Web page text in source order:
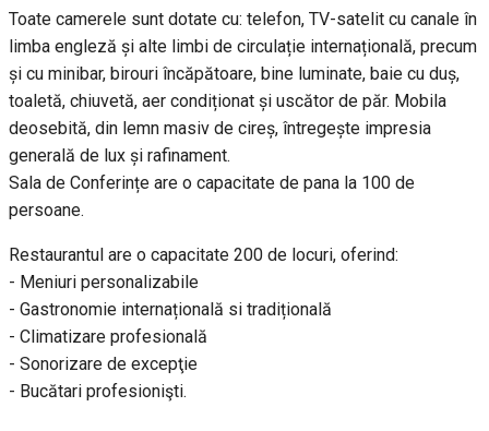
Toate camerele sunt dotate cu: telefon, TV-satelit cu canale în
limba engleză și alte limbi de circulație internațională, precum
și cu minibar, birouri încăpătoare, bine luminate, baie cu duș,
toaletă, chiuvetă, aer condiționat și uscător de păr. Mobila
deosebită, din lemn masiv de cireș, întregește impresia
generală de lux și rafinament.
Sala de Conferințe are o capacitate de pana la 100 de
persoane.
Restaurantul are o capacitate 200 de locuri, oferind:
- Meniuri personalizabile
- Gastronomie internațională si tradițională
- Climatizare profesională
- Sonorizare de excepţie
- Bucătari profesionişti.